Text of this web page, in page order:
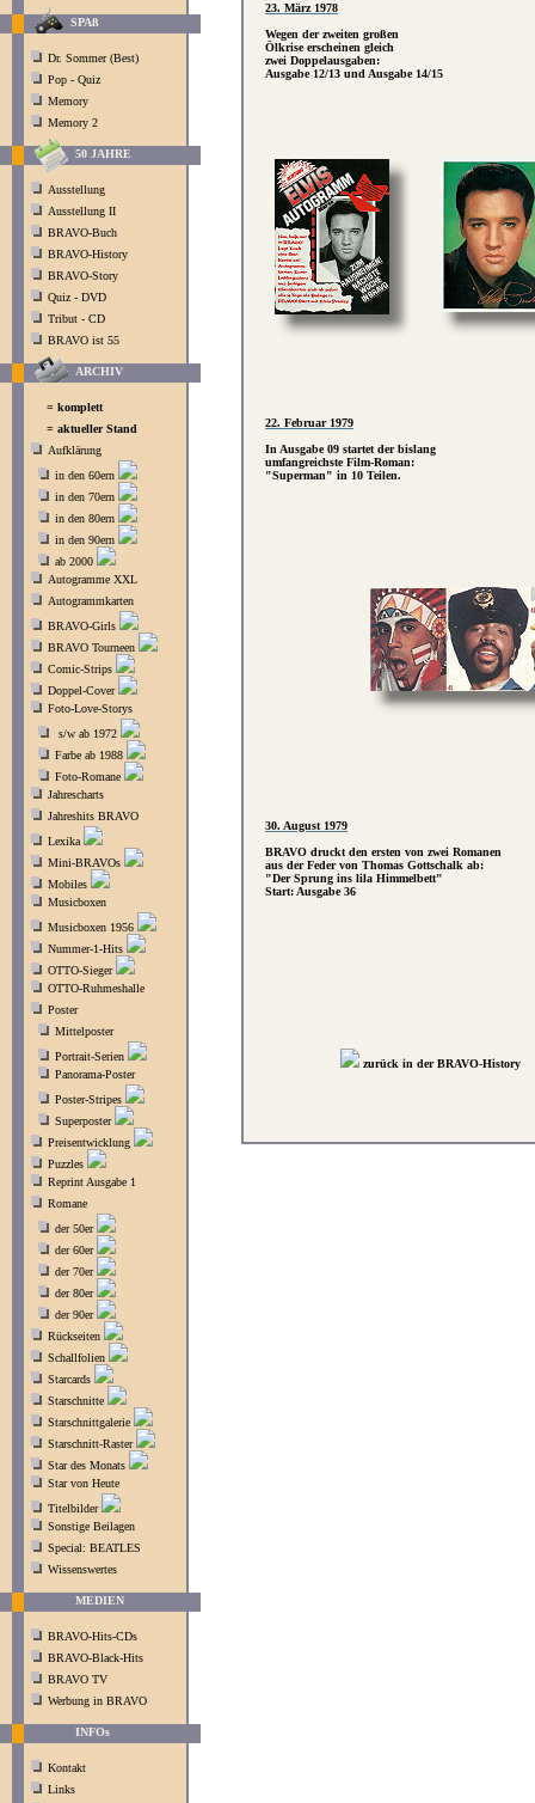
SPAß
Dr. Sommer (Best)
Pop - Quiz
Memory
Memory 2
50 JAHRE
Ausstellung
Ausstellung II
BRAVO-Buch
BRAVO-History
BRAVO-Story
Quiz - DVD
Tribut - CD
BRAVO ist 55
ARCHIV
= komplett
= aktueller Stand
Aufklärung
in den 60ern
in den 70ern
in den 80ern
in den 90ern
ab 2000
Autogramme XXL
Autogrammkarten
BRAVO-Girls
BRAVO Tourneen
Comic-Strips
Doppel-Cover
Foto-Love-Storys
s/w ab 1972
Farbe ab 1988
Foto-Romane
Jahrescharts
Jahreshits BRAVO
Lexika
Mini-BRAVOs
Mobiles
Musicboxen
Musicboxen 1956
Nummer-1-Hits
OTTO-Sieger
OTTO-Ruhmeshalle
Poster
Mittelposter
Portrait-Serien
Panorama-Poster
Poster-Stripes
Superposter
Preisentwicklung
Puzzles
Reprint Ausgabe 1
Romane
der 50er
der 60er
der 70er
der 80er
der 90er
Rückseiten
Schallfolien
Starcards
Starschnitte
Starschnittgalerie
Starschnitt-Raster
Star des Monats
Star von Heute
Titelbilder
Sonstige Beilagen
Special: BEATLES
Wissenswertes
MEDIEN
BRAVO-Hits-CDs
BRAVO-Black-Hits
BRAVO TV
Werbung in BRAVO
INFOs
Kontakt
Links
23. März 1978
Wegen der zweiten großen
Ölkrise erscheinen gleich
zwei Doppelausgaben:
Ausgabe 12/13 und Ausgabe 14/15
22. Februar 1979
In Ausgabe 09 startet der bislang
umfangreichste Film-Roman:
"Superman" in 10 Teilen.
30. August 1979
BRAVO druckt den ersten von zwei Romanen
aus der Feder von Thomas Gottschalk ab:
"Der Sprung ins lila Himmelbett"
Start: Ausgabe 36
zurück in der BRAVO-History